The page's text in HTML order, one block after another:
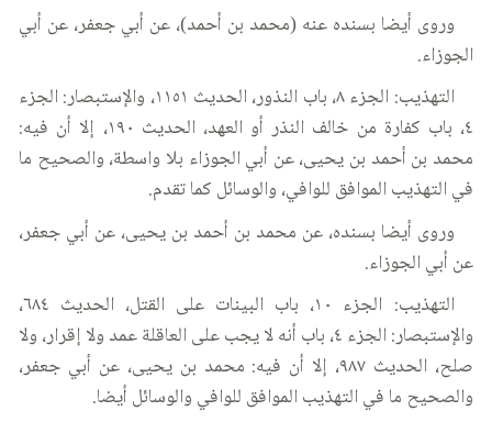
وروى أيضا بسنده عنه (محمد بن أحمد)، عن أبي جعفر، عن أبي
الجوزاء.
التهذيب: الجزء ٨، باب النذور، الحديث ١١٥١، والإستبصار: الجزء
٤، باب كفارة من خالف النذر أو العهد، الحديث ١٩٠، إلا أن فيه:
محمد بن أحمد بن يحيى، عن أبي الجوزاء بلا واسطة، والصحيح ما
في التهذيب الموافق للوافي، والوسائل كما تقدم.
وروى أيضا بسنده، عن محمد بن أحمد بن يحيى، عن أبي جعفر،
عن أبي الجوزاء.
التهذيب: الجزء ١٠، باب البينات على القتل، الحديث ٦٨٤،
والإستبصار: الجزء ٤، باب أنه لا يجب على العاقلة عمد ولا إقرار، ولا
صلح، الحديث ٩٨٧، إلا أن فيه: محمد بن يحيى، عن أبي جعفر،
والصحيح ما في التهذيب الموافق للوافي والوسائل أيضا.